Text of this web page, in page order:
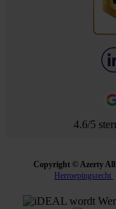
4.6/5
Copyright © Azerty All
Herroepingsrecht